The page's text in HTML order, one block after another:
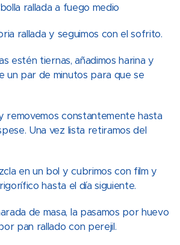
rallada a fuego medio
rallada y seguimos con el sofrito.
estén tiernas, añadimos harina y
un par de minutos para que se
removemos constantemente hasta
Una vez lista retiramos del
en un bol y cubrimos con film y
hasta el día siguiente.
de masa, la pasamos por huevo
pan rallado con perejil.